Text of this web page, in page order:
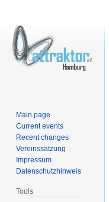
Main page
Current events
Recent changes
Vereinssatzung
Impressum
Datenschutzhinweis
Tools